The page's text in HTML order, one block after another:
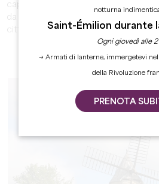
capoluogo del Cantone di North
da Saint Emilion e la sua superficie
città conta 1.269 abitanti, chiamati
SCOPRIRE
notturna
Saint-Émilion durante
Ogni giovedì alle
→ Armati di lanterne, immergetevi
della Rivoluzione
PRENOTA